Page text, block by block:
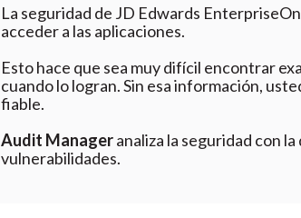
La seguridad de JD Edwards
acceder a las aplicaciones.
Esto hace que sea muy difícil encontrar
cuando lo logran. Sin esa información,
fiable.
Audit Manageranaliza la seguridad con
vulnerabilidades.